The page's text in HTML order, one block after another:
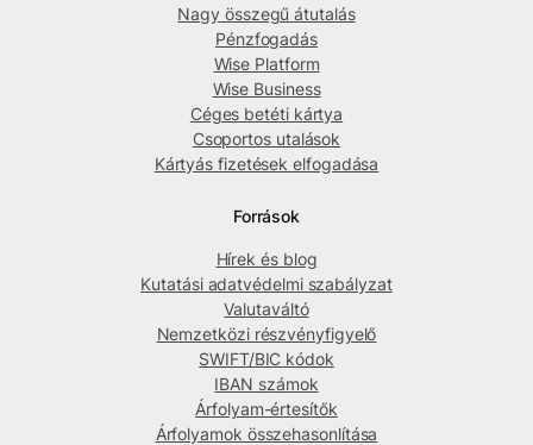
Nagy összegű átutalás
Pénzfogadás
Wise Platform
Wise Business
Céges betéti kártya
Csoportos utalások
Kártyás fizetések elfogadása
Források
Hírek és blog
Kutatási adatvédelmi szabályzat
Valutaváltó
Nemzetközi részvényfigyelő
SWIFT/BIC kódok
IBAN számok
Árfolyam-értesítők
Árfolyamok összehasonlítása